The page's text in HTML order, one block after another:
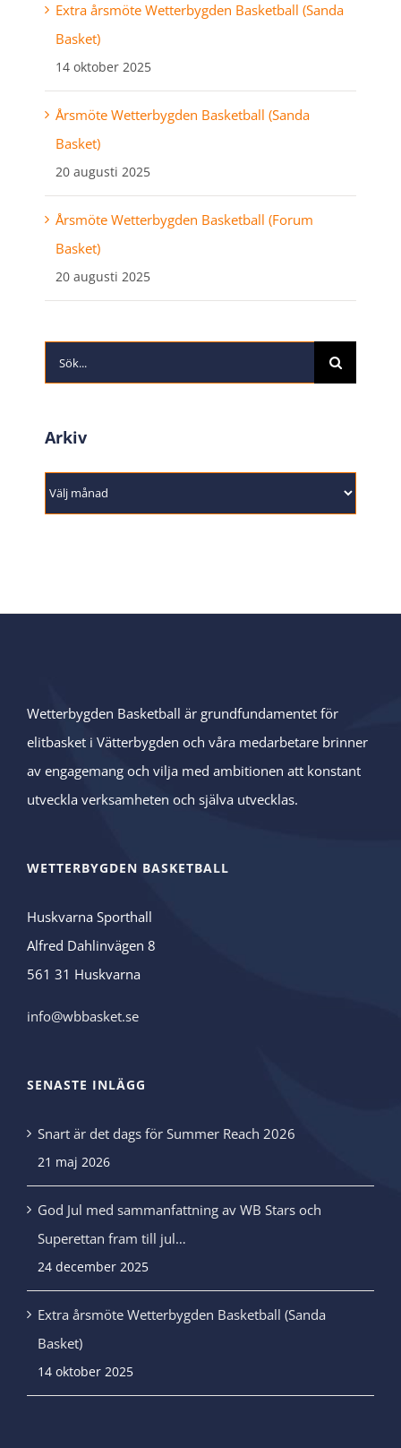
Extra årsmöte Wetterbygden Basketball (Sanda
Basket)
14 oktober 2025
Årsmöte Wetterbygden Basketball (Sanda
Basket)
20 augusti 2025
Årsmöte Wetterbygden Basketball (Forum
Basket)
20 augusti 2025
Sök
efter:
Arkiv
Arkiv
Wetterbygden Basketball är grundfundamentet för
elitbasket i Vätterbygden och våra medarbetare brinner
av engagemang och vilja med ambitionen att konstant
utveckla verksamheten och själva utvecklas.
WETTERBYGDEN BASKETBALL
Huskvarna Sporthall
Alfred Dahlinvägen 8
561 31 Huskvarna
info@wbbasket.se
SENASTE INLÄGG
Snart är det dags för Summer Reach 2026
21 maj 2026
God Jul med sammanfattning av WB Stars och
Superettan fram till jul…
24 december 2025
Extra årsmöte Wetterbygden Basketball (Sanda
Basket)
14 oktober 2025